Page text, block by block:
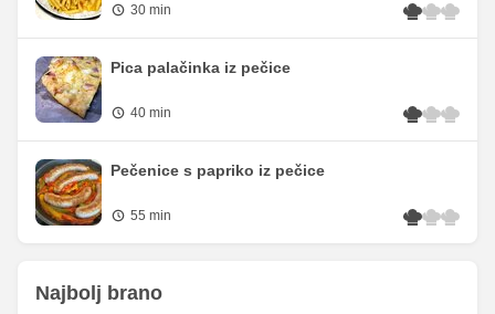
30 min
Pica palačinka iz pečice
40 min
Pečenice s papriko iz pečice
55 min
Najbolj brano